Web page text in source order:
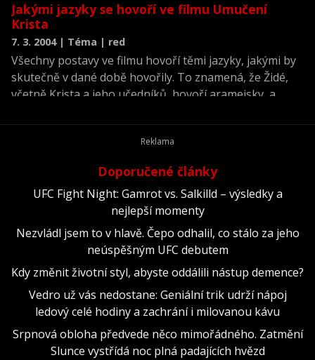
Jakými jazyky se hovoří ve filmu Umučení
Krista
7. 3. 2004 | Téma | red
Všechny postavy ve filmu hovoří těmi jazyky, jakými by
skutečně v dané době hovořily. To znamená, že Židé,
včetně Krista a jeho učedníků, hovoří aramejsky, a
Doporučené články
UFC Fight Night: Gamrot vs. Salkilld – výsledky a
nejlepší momenty
Nezvládl jsem to v hlavě. Čepo odhalil, co stálo za jeho
neúspěšným UFC debutem
Kdy změnit životní styl, abyste oddálili nástup demence?
Vedro už vás nedostane: Geniální trik udrží nápoj
ledový celé hodiny a zachrání i milovanou kávu
Srpnová obloha předvede něco mimořádného. Zatmění
Slunce vystřídá noc plná padajících hvězd